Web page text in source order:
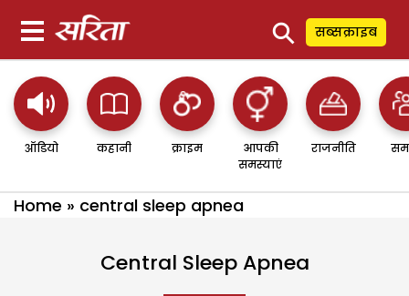
⚲ सब्सक्राइब
ऑडियो कहानी क्राइम
आपकी
समस्याएं
राजनीति
Home » central sleep apnea
Central Sleep Apnea